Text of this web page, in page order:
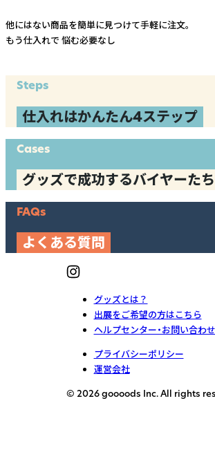
他にはない商品を簡単に見つけて手軽に注文。
もう仕入れで 悩む必要なし
Steps
仕入れはかんたん4ステップ
Cases
グッズで成功するバイヤーたち
FAQs
よくある質問
グッズとは？
出展をご希望の方はこちら
ヘルプセンター・お問い合わせ
プライバシーポリシー
運営会社
© 2026 goooods Inc. All rights